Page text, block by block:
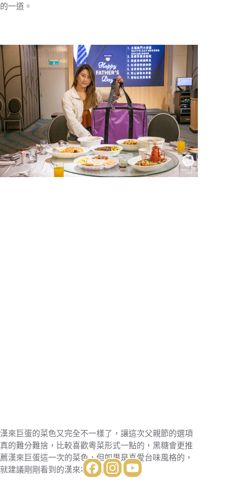
的一道。
漢來巨蛋的菜色又完全不一樣了，讓這次父親節的選項
真的難分難捨，比較喜歡粵菜形式一點的，黑糖會更推
薦漢來巨蛋這一次的菜色，但如果是喜愛台味風格的，
就建議剛剛看到的漢來本館菜色啦～